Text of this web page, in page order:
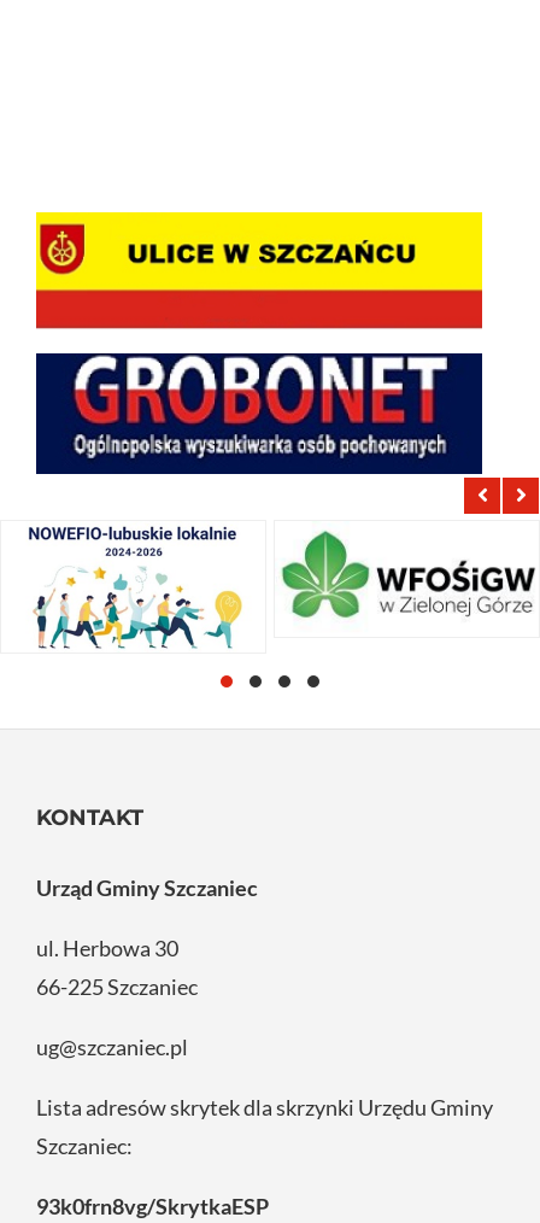
KONTAKT
Urząd Gminy Szczaniec
ul. Herbowa 30
66-225 Szczaniec
ug@szczaniec.pl
Lista adresów skrytek dla skrzynki Urzędu Gminy
Szczaniec:
93k0frn8vg/SkrytkaESP